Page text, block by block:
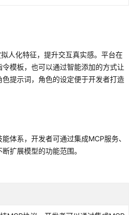
人化特征，提升交互真实感。平台在
模板，也可以通过智能添加的方式让
提示词，角色的设定便于开发者打造
体系，开发者可通过集成MCP服务、
扩展模型的功能范围。